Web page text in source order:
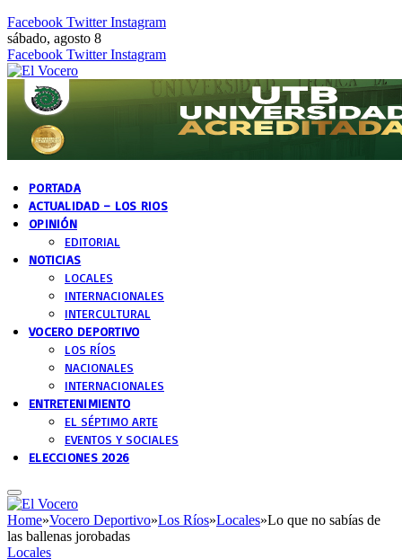
Facebook Twitter Instagram
sábado, agosto 8
Facebook Twitter Instagram
PORTADA
ACTUALIDAD – LOS RIOS
OPINIÓN
EDITORIAL
NOTICIAS
LOCALES
INTERNACIONALES
INTERCULTURAL
VOCERO DEPORTIVO
LOS RÍOS
NACIONALES
INTERNACIONALES
ENTRETENIMIENTO
EL SÉPTIMO ARTE
EVENTOS Y SOCIALES
ELECCIONES 2026
Home»Vocero Deportivo»Los Ríos»Locales»Lo que no sabías de
las ballenas jorobadas
Locales